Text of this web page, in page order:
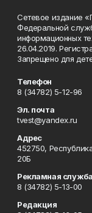
Сетевое издание
Федеральной
информационных
26.04.2019.
Запрещено для
Телефон
8 (34782) 5-12-96
Эл. почта
tvest@yandex.ru
Адрес
452750,
20Б
Рекламная служба
8 (34782) 5-13-00
Редакция